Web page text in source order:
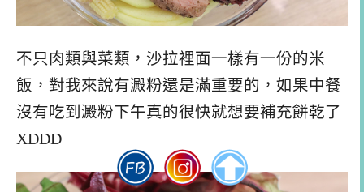
不只肉類與菜類，沙拉裡面一樣有一份的米
飯，對我來說有澱粉還是滿重要的，如果中餐
沒有吃到澱粉下午真的很快就想要補充餅乾了
XDDD